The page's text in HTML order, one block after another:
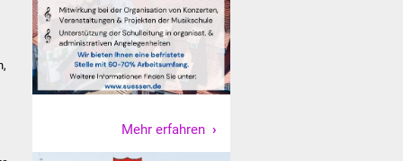
Mehr erfahren